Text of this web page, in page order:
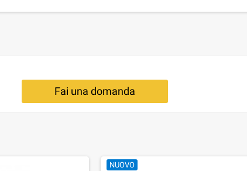
Fai una domanda
NUOVO